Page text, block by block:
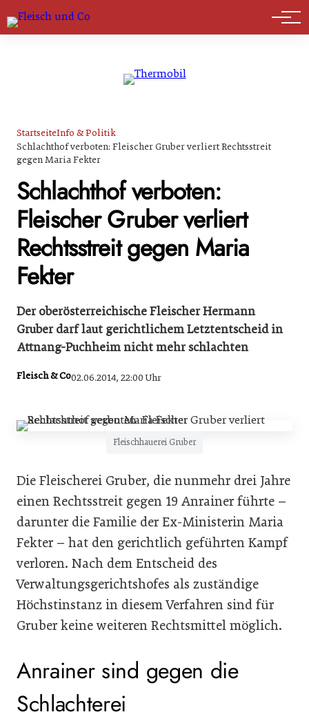
Marktführer
StartseiteInfo & Politik
Schlachthof verboten: Fleischer Gruber verliert Rechtsstreit
gegen Maria Fekter
Schlachthof verboten:
Fleischer Gruber verliert
Rechtsstreit gegen Maria
Fekter
Der oberösterreichische Fleischer Hermann
Gruber darf laut gerichtlichem Letztentscheid in
Attnang-Puchheim nicht mehr schlachten
Fleisch & Co02.06.2014, 22:00 Uhr
Fleischhauerei Gruber
Die Fleischerei Gruber, die nunmehr drei Jahre
einen Rechtsstreit gegen 19 Anrainer führte –
darunter die Familie der Ex-Ministerin Maria
Fekter – hat den gerichtlich geführten Kampf
verloren. Nach dem Entscheid des
Verwaltungsgerichtshofes als zuständige
Höchstinstanz in diesem Verfahren sind für
Gruber keine weiteren Rechtsmittel möglich.
Anrainer sind gegen die
Schlachterei